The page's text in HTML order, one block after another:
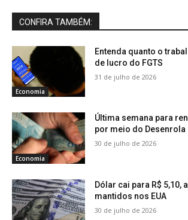
CONFIRA TAMBÉM:
Economia
Entenda quanto o
de lucro do FGTS
31 de julho de 2026
Economia
Última semana para
por meio do Desenrola
30 de julho de 2026
Dólar cai para R$ 5,10,
mantidos nos EUA
30 de julho de 2026